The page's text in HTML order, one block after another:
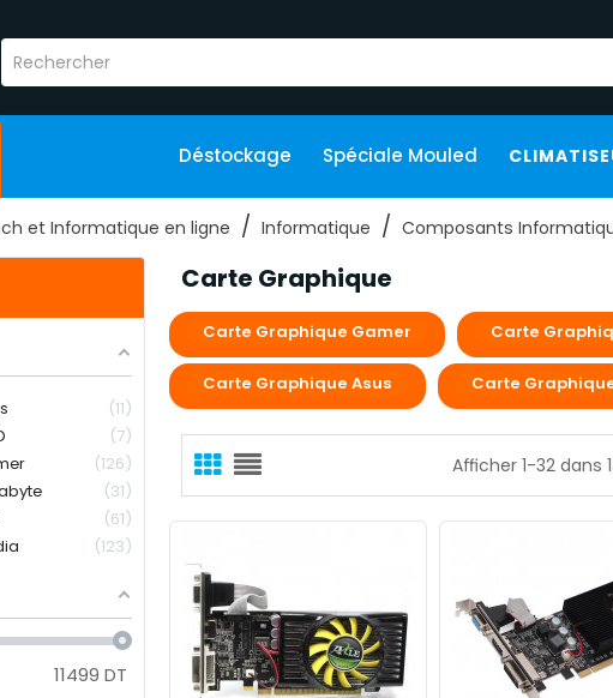
Déstockage Spéciale Mouled
et Informatique en ligne Informatique Composants
11
7
126
31
61
123
11499 DT
Carte Graphique
Carte Graphique Gamer Carte
Carte Graphique Asus Carte
Afficher 1-32 dans